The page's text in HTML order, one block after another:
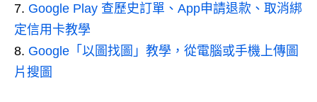
Google Play 查歷史訂單、App申請退款、取消綁
定信用卡教學
Google「以圖找圖」教學，從電腦或手機上傳圖
片搜圖